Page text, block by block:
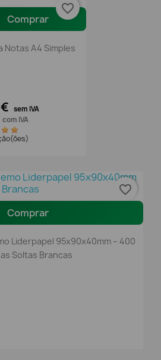
Comprar
Notas A4 Simples
sem IVA
com IVA
favorite_border
Comprar
Liderpapel 95x90x40mm – 400
Soltas Brancas
favorite_border